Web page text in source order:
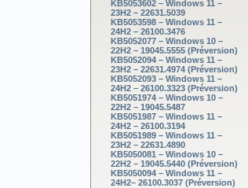
KB5053602 – Windows 11 –
23H2 – 22631.5039
KB5053598 – Windows 11 –
24H2 – 26100.3476
KB5052077 – Windows 10 –
22H2 – 19045.5555 (Préversion)
KB5052094 – Windows 11 –
23H2 – 22631.4974 (Préversion)
KB5052093 – Windows 11 –
24H2 – 26100.3323 (Préversion)
KB5051974 – Windows 10 –
22H2 – 19045.5487
KB5051987 – Windows 11 –
24H2 – 26100.3194
KB5051989 – Windows 11 –
23H2 – 22631.4890
KB5050081 – Windows 10 –
22H2 – 19045.5440 (Préversion)
KB5050094 – Windows 11 –
24H2– 26100.3037 (Préversion)